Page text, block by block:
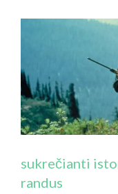
sukrečianti
randus